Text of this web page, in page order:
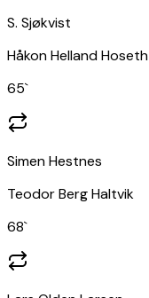
S. Sjøkvist
Håkon Helland Hoseth
65`
Simen Hestnes
Teodor Berg Haltvik
68`